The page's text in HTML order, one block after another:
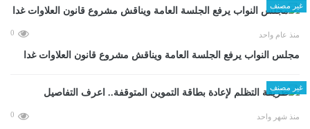
غير مصنف
منذ عام واحد 0
مجلس النواب يرفع الجلسة العامة ويناقش مشروع قانون العلاوات غدا
غير مصنف
منذ شهر واحد 0